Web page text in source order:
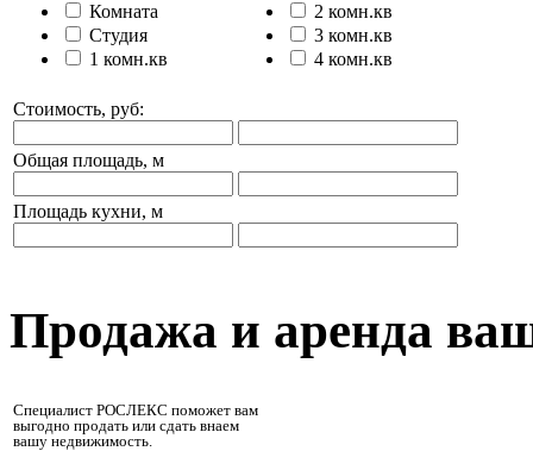
Комната
Студия
1 комн.кв
2 комн.кв
3 комн.кв
4 комн.кв
Стоимость, руб:
Общая площадь, м
Площадь кухни, м
Продажа и аренда
Специалист РОСЛЕКС поможет вам
выгодно продать или сдать внаем
вашу недвижимость.